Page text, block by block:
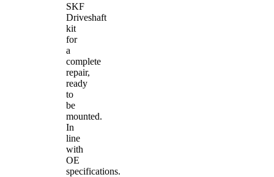
SKF
Driveshaft
kit
for
a
complete
repair,
ready
to
be
mounted.
In
line
with
OE
specifications.